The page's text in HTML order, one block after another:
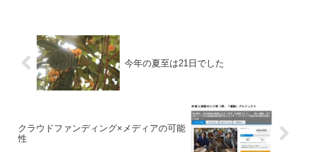
今年の夏至は21日でした
クラウドファンディング×メディアの可能
性